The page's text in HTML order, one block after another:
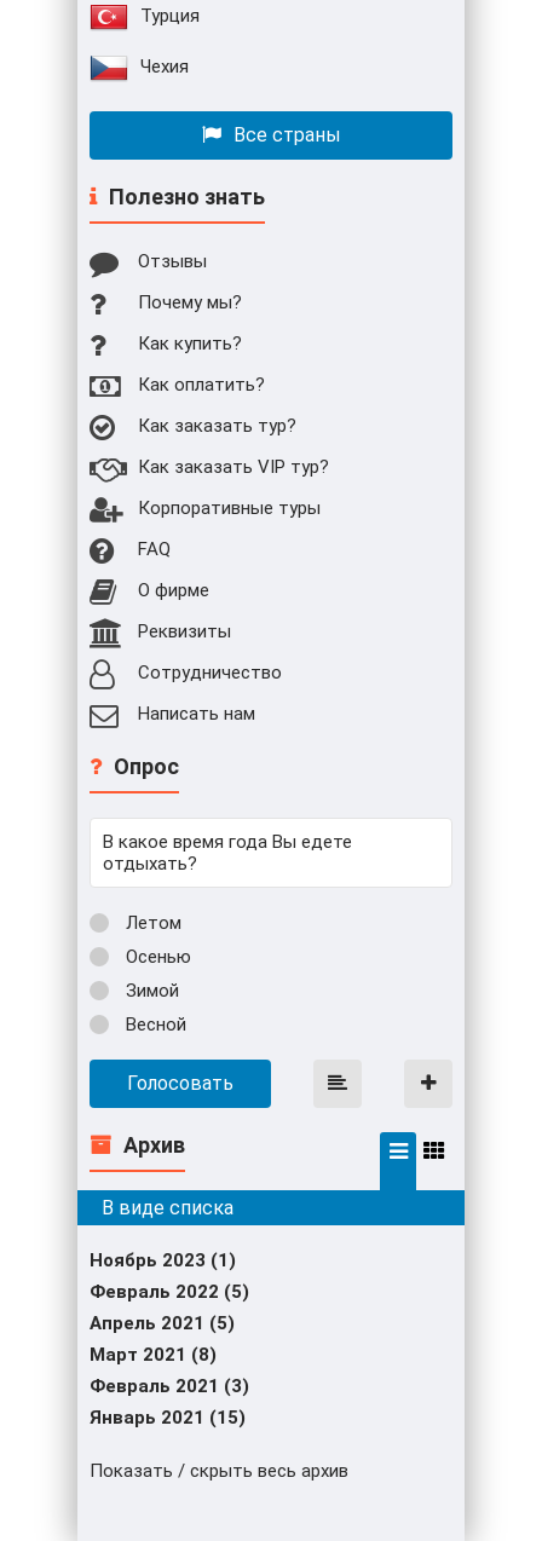
Турция
Чехия
Все страны
Полезно знать
Отзывы
Почему мы?
Как купить?
Как оплатить?
Как заказать тур?
Как заказать VIP тур?
Корпоративные туры
FAQ
О фирме
Реквизиты
Сотрудничество
Написать нам
Опрос
В какое время года Вы едете
отдыхать?
Летом
Осенью
Зимой
Весной
Голосовать
Архив
Ноябрь 2023 (1)
Февраль 2022 (5)
Апрель 2021 (5)
Март 2021 (8)
Февраль 2021 (3)
Январь 2021 (15)
Показать / скрыть весь архив